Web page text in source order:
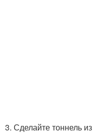
3. Сделайте тоннель из